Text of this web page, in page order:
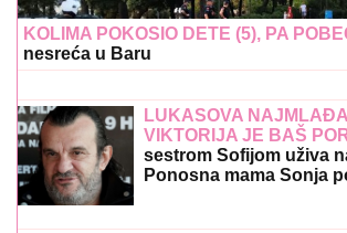
KOLIMA POKOSIO DETE (5), PA
nesreća u Baru
LUKASOVA
VIKTORIJA JE BAŠ
sestrom Sofijom uživa
Ponosna mama Sonja